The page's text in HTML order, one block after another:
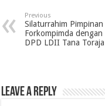
Previous
Silaturrahim Pimpinan
Forkompimda
DPD LDII Tana Toraja
Leave a Reply